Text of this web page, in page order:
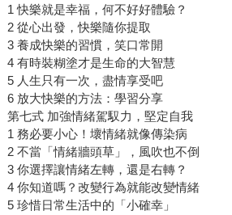
1 快樂就是幸福，何不好好體驗？
2 從心出發，快樂隨你提取
3 養成快樂的習慣，笑口常開
4 有時裝糊塗才是生命的大智慧
5 人生只有一次，盡情享受吧
6 放大快樂的方法：學習分享
第七式 加強情緒駕馭力，堅定自我
1 務必要小心！壞情緒就像傳染病
2 不當「情緒牆頭草」，風吹也不倒
3 你選擇讓情緒左轉，還是右轉？
4 你知道嗎？改變行為就能改變情緒
5 珍惜日常生活中的「小確幸」